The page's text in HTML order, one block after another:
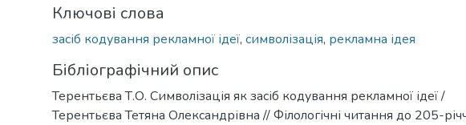
Ключові слова
засіб кодування рекламної ідеї, символізація, рекламна ідея
Бібліографічний опис
Терентьєва Т.О. Символізація як засіб кодування рекламної ідеї /
Терентьєва Тетяна Олександрівна // Філологічні читання до 205-